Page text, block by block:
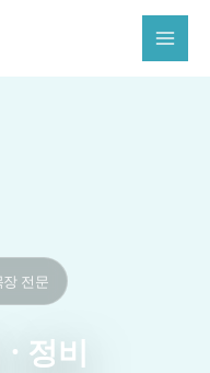
장 전문
정비